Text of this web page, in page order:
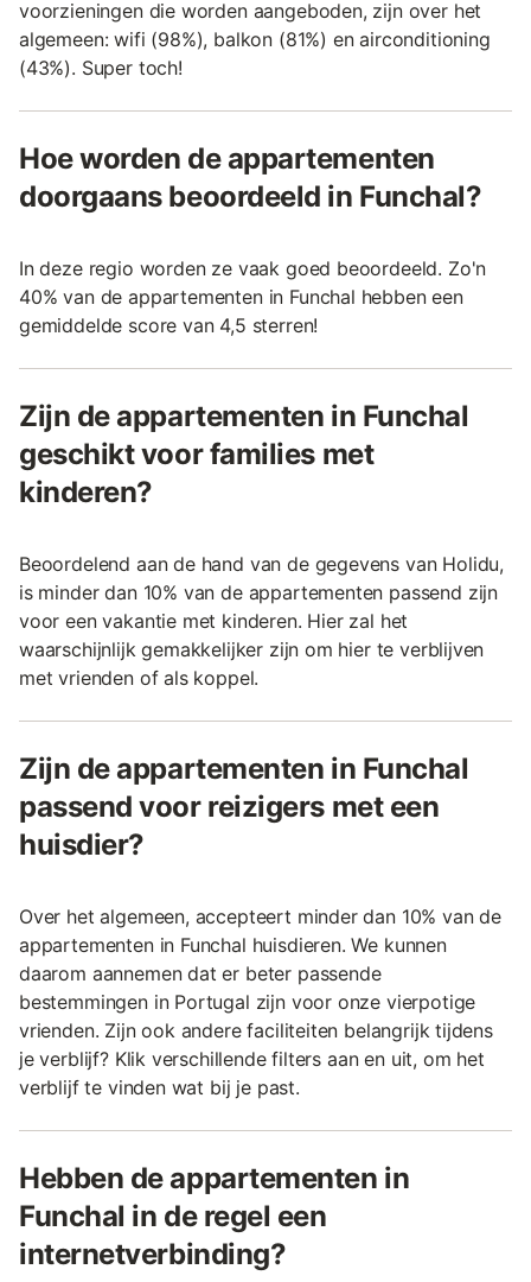
voorzieningen die worden aangeboden, zijn over het
algemeen: wifi (98%), balkon (81%) en airconditioning
(43%). Super toch!
Hoe worden de appartementen
doorgaans beoordeeld in Funchal?
In deze regio worden ze vaak goed beoordeeld. Zo'n
40% van de appartementen in Funchal hebben een
gemiddelde score van 4,5 sterren!
Zijn de appartementen in Funchal
geschikt voor families met
kinderen?
Beoordelend aan de hand van de gegevens van Holidu,
is minder dan 10% van de appartementen passend zijn
voor een vakantie met kinderen. Hier zal het
waarschijnlijk gemakkelijker zijn om hier te verblijven
met vrienden of als koppel.
Zijn de appartementen in Funchal
passend voor reizigers met een
huisdier?
Over het algemeen, accepteert minder dan 10% van de
appartementen in Funchal huisdieren. We kunnen
daarom aannemen dat er beter passende
bestemmingen in Portugal zijn voor onze vierpotige
vrienden. Zijn ook andere faciliteiten belangrijk tijdens
je verblijf? Klik verschillende filters aan en uit, om het
verblijf te vinden wat bij je past.
Hebben de appartementen in
Funchal in de regel een
internetverbinding?